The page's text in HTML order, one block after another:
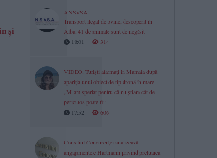
și
ANSVSA
Transport ilegal de ovine, descoperit în
Alba. 41 de animale sunt de negăsit
18:01
314
VIDEO. Turiști alarmați în Mamaia după
apariția unui obiect de tip dronă în mare -
„M-am speriat pentru că nu știam cât de
periculos poate fi”
17:52
606
Consiliul Concurenței analizează
angajamentele Hartmann privind preluarea